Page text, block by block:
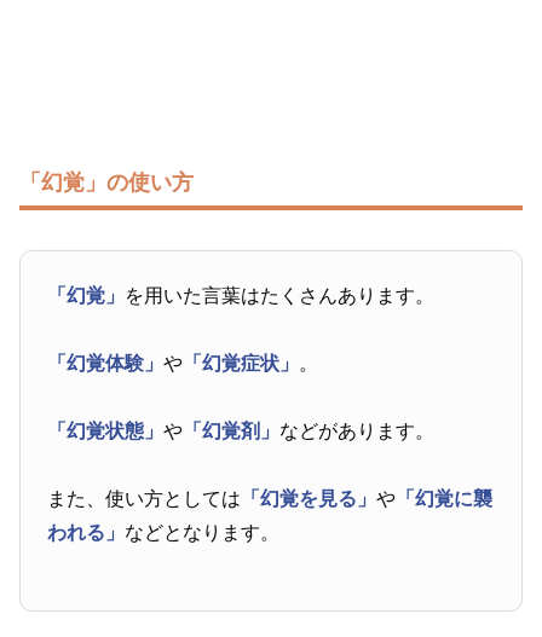
「幻覚」の使い方
「幻覚」 を用いた言葉はたくさんあります。
「幻覚体験」や 「幻覚症状」 。
「幻覚状態」や 「幻覚剤」 などがあります。
また、使い方としては 「幻覚を見る」や 「幻覚に襲
われる」 などとなります。